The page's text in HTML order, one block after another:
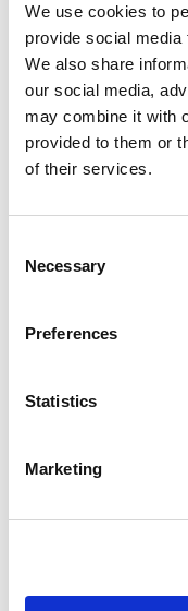
We use cookies to
provide social
We also share
our social media,
may combine it with
provided to them or
of their services.
Selection
Necessary
Preferences
Statistics
Marketing
SPEL | Welk
omschrijven, uit
Heb je
Klik hier
account